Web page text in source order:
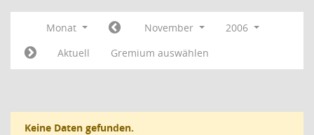
Monat November
2006
Aktuell
Gremium auswählen
Keine Daten gefunden.